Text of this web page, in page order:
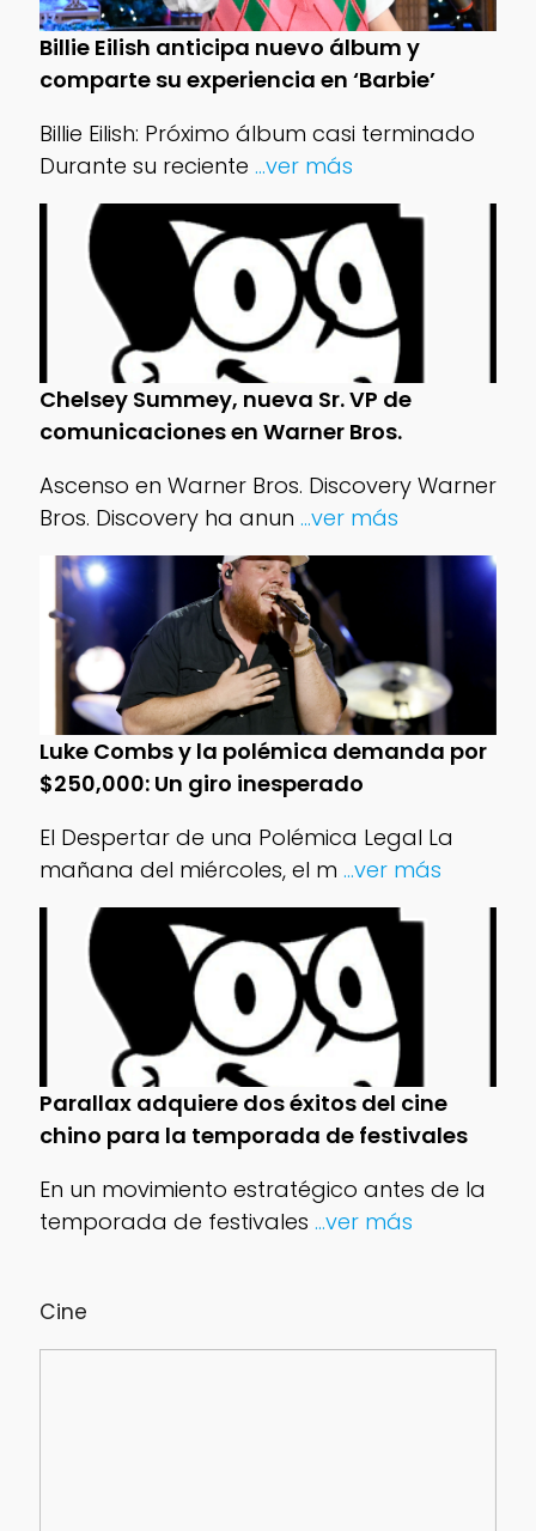
Cine
Billie Eilish anticipa nuevo álbum y
comparte su experiencia en ‘Barbie’
Billie Eilish: Próximo álbum casi terminado
Durante su reciente ...ver más
Chelsey Summey, nueva Sr. VP de
comunicaciones en Warner Bros.
Ascenso en Warner Bros. Discovery Warner
Bros. Discovery ha anun ...ver más
Luke Combs y la polémica demanda por
$250,000: Un giro inesperado
El Despertar de una Polémica Legal La
mañana del miércoles, el m ...ver más
Parallax adquiere dos éxitos del cine
chino para la temporada de festivales
En un movimiento estratégico antes de la
temporada de festivales ...ver más